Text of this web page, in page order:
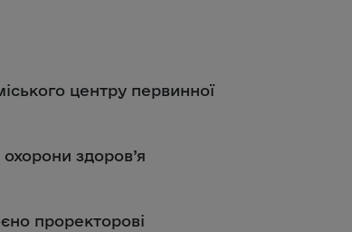
центру первинної
здоров’я
проректорові